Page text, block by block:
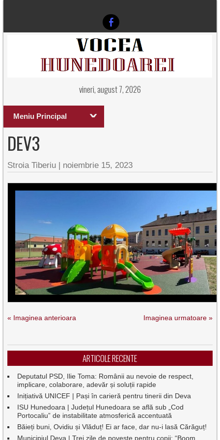
vineri, august 7, 2026
Meniu Principal
DEV3
Stroia Tiberiu | noiembrie 15, 2023
« Imaginea anterioara Imaginea urmatoare »
ARTICOLE RECENTE
Deputatul PSD, Ilie Toma: Românii au nevoie de respect,
implicare, colaborare, adevăr și soluții rapide
Inițiativă UNICEF | Pași în carieră pentru tinerii din Deva
ISU Hunedoara | Județul Hunedoara se află sub „Cod
Portocaliu” de instabilitate atmosferică accentuată
Băieți buni, Ovidiu și Vlăduț! Ei ar face, dar nu-i lasă Cărăguț!
Municipiul Deva | Trei zile de poveste pentru copii: “Boom